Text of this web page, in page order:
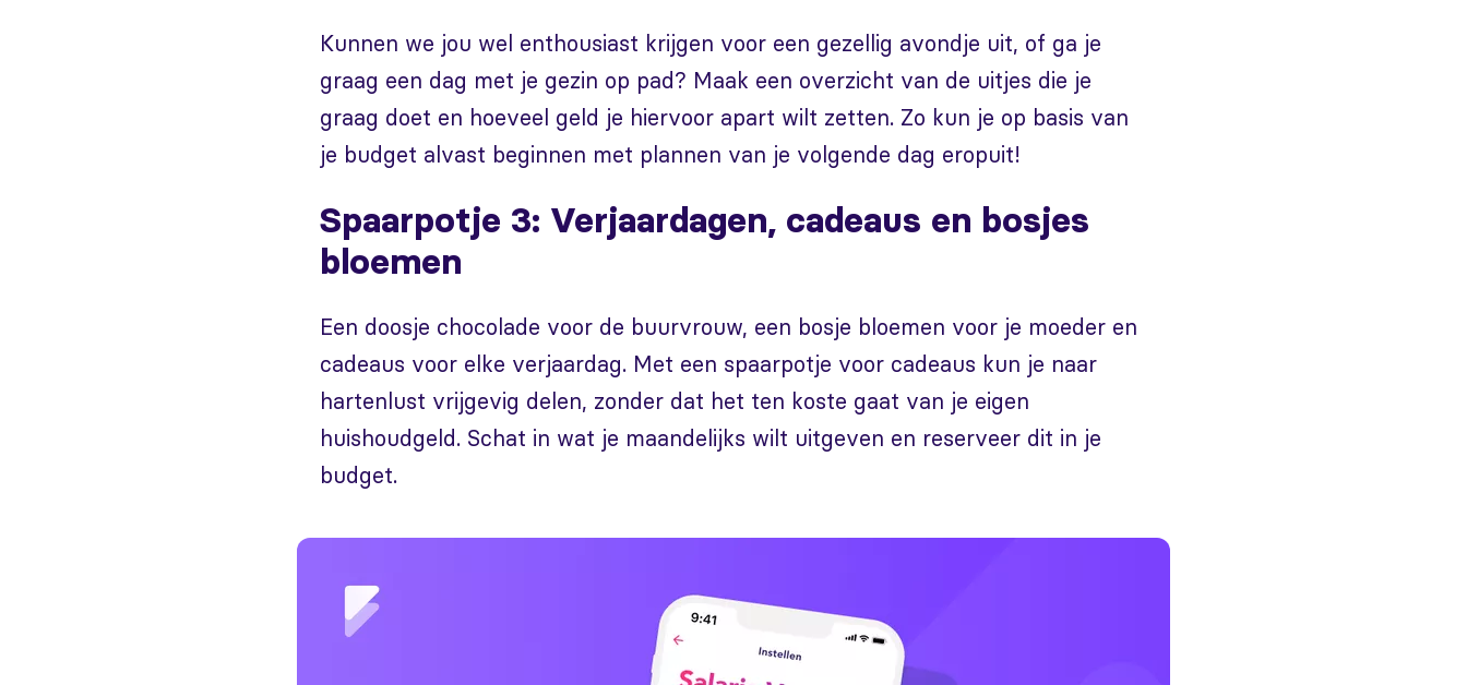
Kunnen we jou wel enthousiast krijgen voor een gezellig avondje uit, of ga je
graag een dag met je gezin op pad? Maak een overzicht van de uitjes die je
graag doet en hoeveel geld je hiervoor apart wilt zetten. Zo kun je op basis van
je budget alvast beginnen met plannen van je volgende dag eropuit!
Spaarpotje 3: Verjaardagen, cadeaus en bosjes
bloemen
Een doosje chocolade voor de buurvrouw, een bosje bloemen voor je moeder en
cadeaus voor elke verjaardag. Met een spaarpotje voor cadeaus kun je naar
hartenlust vrijgevig delen, zonder dat het ten koste gaat van je eigen
huishoudgeld. Schat in wat je maandelijks wilt uitgeven en reserveer dit in je
budget.